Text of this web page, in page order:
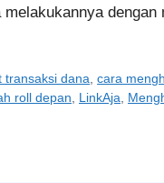
transaksi dana ,cara
roll depan LinkAja